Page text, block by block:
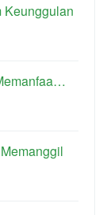
Keunggulan